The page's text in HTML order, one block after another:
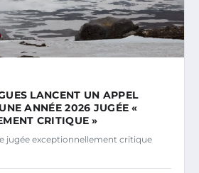
LANCENT UN APPEL
ANNÉE 2026 JUGÉE «
CRITIQUE »
jugée exceptionnellement critique